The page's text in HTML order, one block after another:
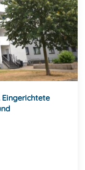
Eingerichtete